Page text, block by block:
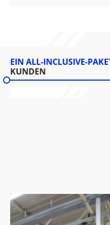
EIN ALL-INCLUSIVE-
KUNDEN